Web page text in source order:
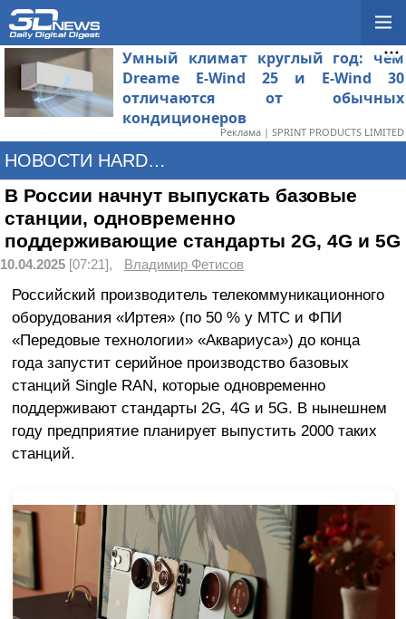
Умный климат круглый год: чем
Dreame E-Wind 25 и E-Wind 30
отличаются от обычных
кондиционеров
Реклама | SPRINT PRODUCTS LIMITED
НОВОСТИ HARDWARE
В России начнут выпускать базовые
станции, одновременно
поддерживающие стандарты 2G, 4G и 5G
10.04.2025 [07:21], Владимир Фетисов
Российский производитель телекоммуникационного
оборудования «Иртея» (по 50 % у МТС и ФПИ
«Передовые технологии» «Аквариуса») до конца
года запустит серийное производство базовых
станций Single RAN, которые одновременно
поддерживают стандарты 2G, 4G и 5G. В нынешнем
году предприятие планирует выпустить 2000 таких
станций.